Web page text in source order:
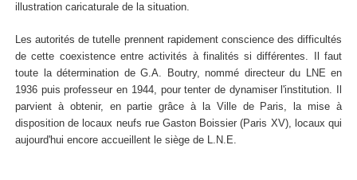
illustration caricaturale de la situation.
Les autorités de tutelle prennent rapidement conscience des difficultés
de cette coexistence entre activités à finalités si différentes. Il faut
toute la détermination de G.A. Boutry, nommé directeur du LNE en
1936 puis professeur en 1944, pour tenter de dynamiser l'institution. Il
parvient à obtenir, en partie grâce à la Ville de Paris, la mise à
disposition de locaux neufs rue Gaston Boissier (Paris XV), locaux qui
aujourd'hui encore accueillent le siège de L.N.E.